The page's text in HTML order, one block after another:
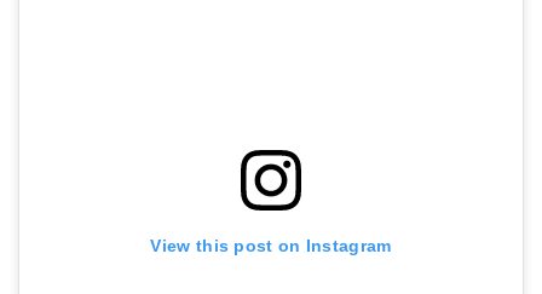
View this post on Instagram